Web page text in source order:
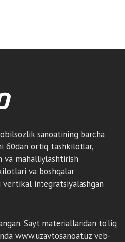
sanoatining barcha
60dan ortiq tashkilotlar,
va mahalliylashtirish
va boshqalar
integratsiyalashgan
Sayt materiallaridan to‘liq
www.uzavtosanoat.uz veb-